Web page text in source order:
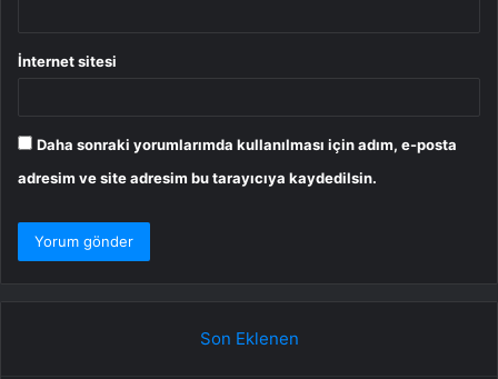
İnternet sitesi
Daha sonraki yorumlarımda kullanılması için adım, e-posta
adresim ve site adresim bu tarayıcıya kaydedilsin.
Son Eklenen